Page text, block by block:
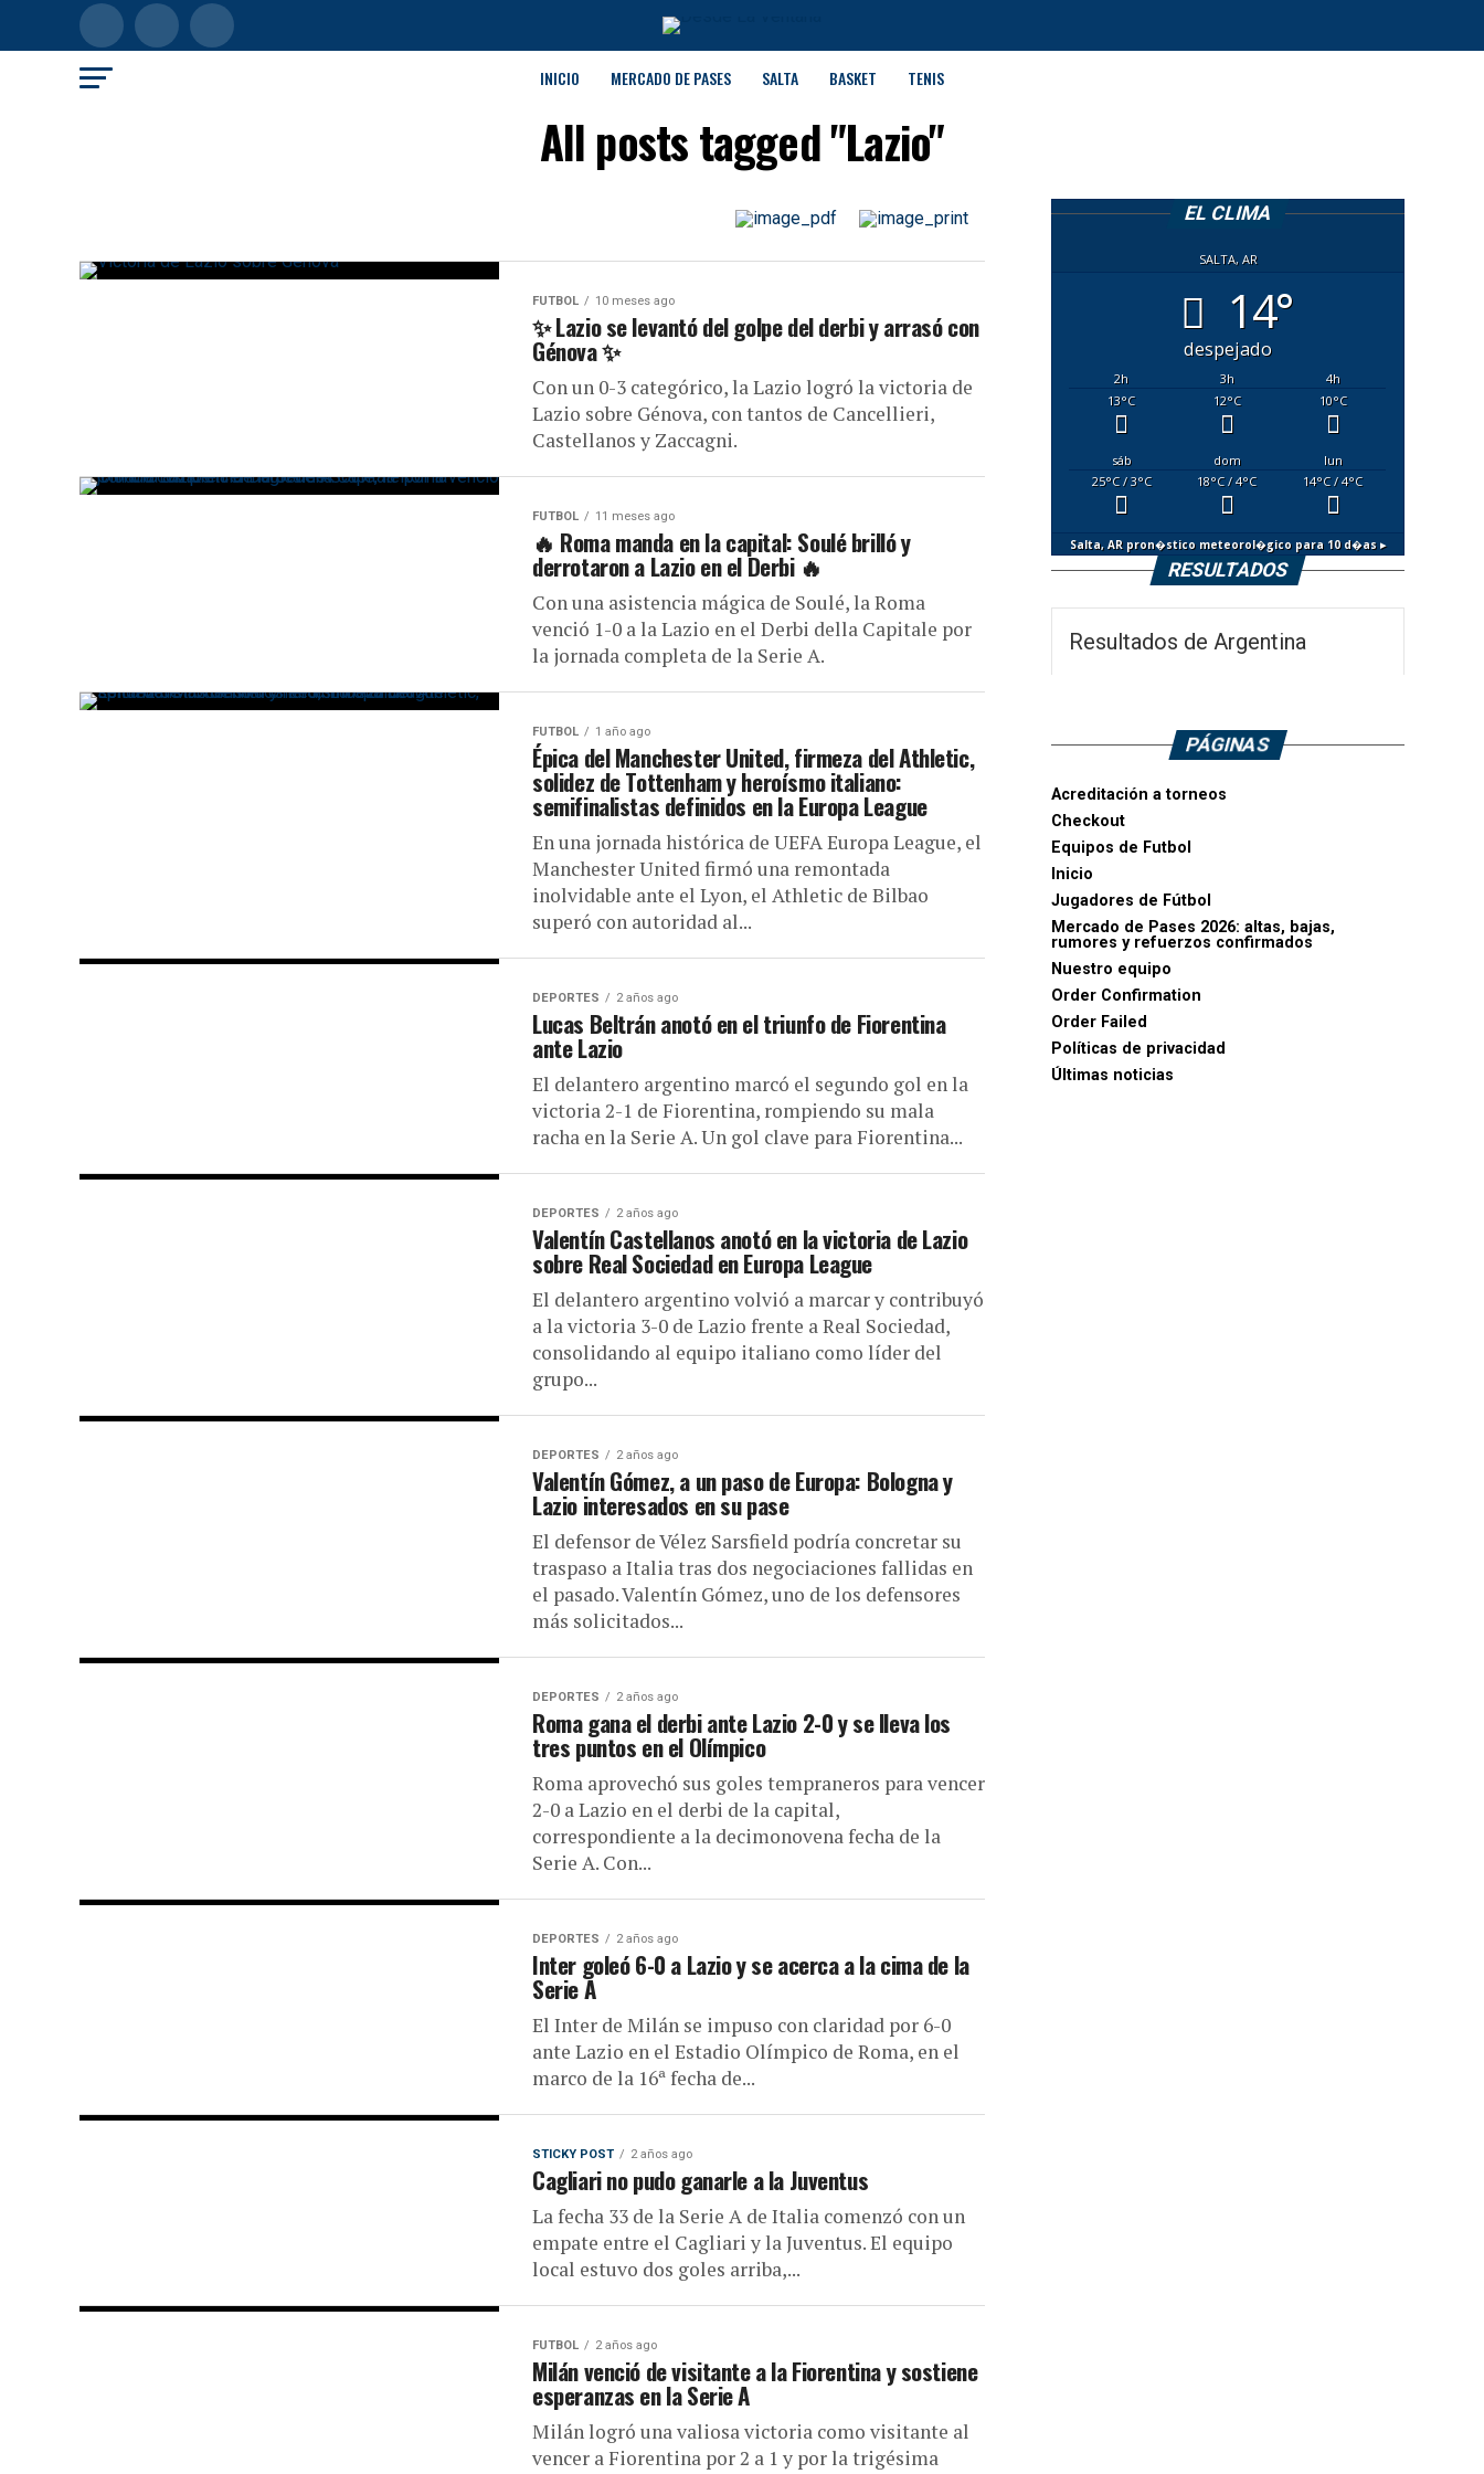
INICIO MERCADO DE PASES SALTA BASKET TENIS
All posts tagged "Lazio"
FUTBOL 10 meses ago
✨ Lazio se levantó del golpe del derbi y arrasó con
Génova ✨
Con un 0-3 categórico, la Lazio logró la victoria de
Lazio sobre Génova, con tantos de Cancellieri,
Castellanos y Zaccagni.
FUTBOL 11 meses ago
🔥 Roma manda en la capital: Soulé brilló y
derrotaron a Lazio en el Derbi 🔥
Con una asistencia mágica de Soulé, la Roma
venció 1-0 a la Lazio en el Derbi della Capitale por
la jornada completa de la Serie A.
FUTBOL 1 año ago
Épica del Manchester United, firmeza del Athletic,
solidez de Tottenham y heroísmo italiano:
semifinalistas definidos en la Europa League
En una jornada histórica de UEFA Europa League, el
Manchester United firmó una remontada
inolvidable ante el Lyon, el Athletic de Bilbao
superó con autoridad al...
DEPORTES 2 años ago
Lucas Beltrán anotó en el triunfo de Fiorentina
ante Lazio
El delantero argentino marcó el segundo gol en la
victoria 2-1 de Fiorentina, rompiendo su mala
racha en la Serie A. Un gol clave para Fiorentina...
DEPORTES 2 años ago
Valentín Castellanos anotó en la victoria de Lazio
sobre Real Sociedad en Europa League
El delantero argentino volvió a marcar y contribuyó
a la victoria 3-0 de Lazio frente a Real Sociedad,
consolidando al equipo italiano como líder del
grupo...
DEPORTES 2 años ago
Valentín Gómez, a un paso de Europa: Bologna y
Lazio interesados en su pase
El defensor de Vélez Sarsfield podría concretar su
traspaso a Italia tras dos negociaciones fallidas en
el pasado. Valentín Gómez, uno de los defensores
más solicitados...
DEPORTES 2 años ago
Roma gana el derbi ante Lazio 2-0 y se lleva los
tres puntos en el Olímpico
Roma aprovechó sus goles tempraneros para vencer
2-0 a Lazio en el derbi de la capital,
correspondiente a la decimonovena fecha de la
Serie A. Con...
DEPORTES 2 años ago
Inter goleó 6-0 a Lazio y se acerca a la cima de la
Serie A
El Inter de Milán se impuso con claridad por 6-0
ante Lazio en el Estadio Olímpico de Roma, en el
marco de la 16ª fecha de...
STICKY POST 2 años ago
Cagliari no pudo ganarle a la Juventus
La fecha 33 de la Serie A de Italia comenzó con un
empate entre el Cagliari y la Juventus. El equipo
local estuvo dos goles arriba,...
FUTBOL 2 años ago
Milán venció de visitante a la Fiorentina y sostiene
esperanzas en la Serie A
Milán logró una valiosa victoria como visitante al
vencer a Fiorentina por 2 a 1 y por la trigésima
EL CLIMA
SALTA, AR
14°
despejado
2h 3h 4h
13°C 12°C 10°C
sáb dom
lun
25°C/ 3°C 18°C/ 4°C 14°C/ 4°C
Salta, AR pron�stico meteorol�gico para 10 d�as ▸
RESULTADOS
Resultados de Argentina
PÁGINAS
Acreditación a torneos
Checkout
Equipos de Futbol
Inicio
Jugadores de Fútbol
Mercado de Pases 2026: altas, bajas,
rumores y refuerzos confirmados
Nuestro equipo
Order Confirmation
Order Failed
Políticas de privacidad
Últimas noticias